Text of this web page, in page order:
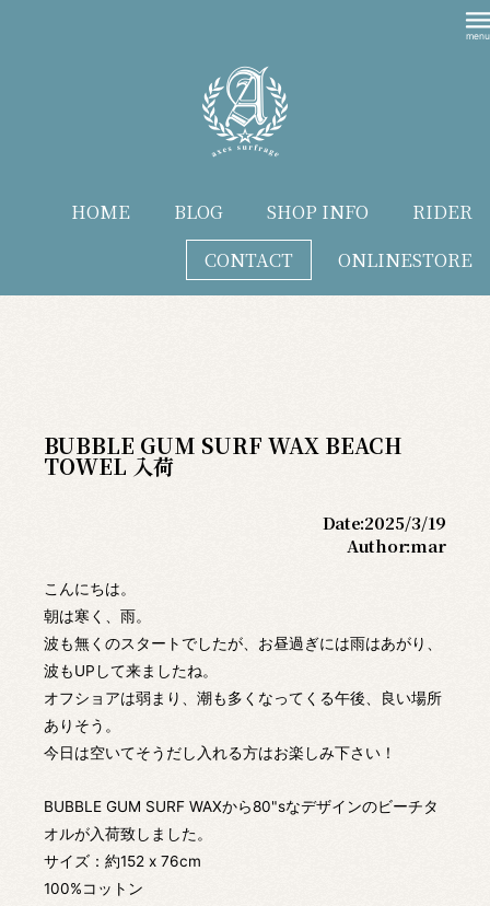
HOME BLOG SHOP INFO
RIDER
CONTACT
ONLINESTORE
BUBBLE GUM SURF WAX BEACH
TOWEL 入荷
Date:2025/3/19
Author:mar
こんにちは。
朝は寒く、雨。
波も無くのスタートでしたが、お昼過ぎには雨はあがり、
波もUPして来ましたね。
オフショアは弱まり、潮も多くなってくる午後、良い場所
ありそう。
今日は空いてそうだし入れる方はお楽しみ下さい！
BUBBLE GUM SURF WAXから80"sなデザインのビーチタ
オルが入荷致しました。
サイズ：約152 x 76cm
100%コットン